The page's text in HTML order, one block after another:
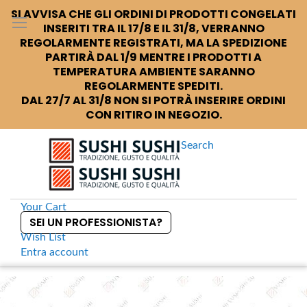
SI AVVISA CHE GLI ORDINI DI PRODOTTI CONGELATI
INSERITI TRA IL 17/8 E IL 31/8, VERRANNO
REGOLARMENTE REGISTRATI, MA LA SPEDIZIONE
PARTIRÀ DAL 1/9 MENTRE I PRODOTTI A
TEMPERATURA AMBIENTE SARANNO
REGOLARMENTE SPEDITI.
DAL 27/7 AL 31/8 NON SI POTRÀ INSERIRE ORDINI
CON RITIRO IN NEGOZIO.
Search
Your Cart
SEI UN PROFESSIONISTA?
Wish List
Entra account
S
Home Mikuniya Yakinori Gold Alghe per sushi
S